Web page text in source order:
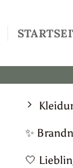
Inhalt
springen
✨
🤍